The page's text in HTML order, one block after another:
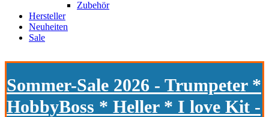
Zubehör
Hersteller
Neuheiten
Sale
Sommer-Sale 2026 - Trumpeter *
HobbyBoss * Heller * I love Kit -